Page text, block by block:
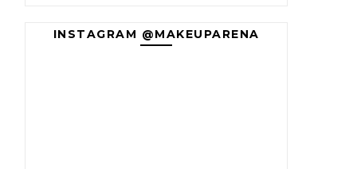
INSTAGRAM @MAKEUPARENA